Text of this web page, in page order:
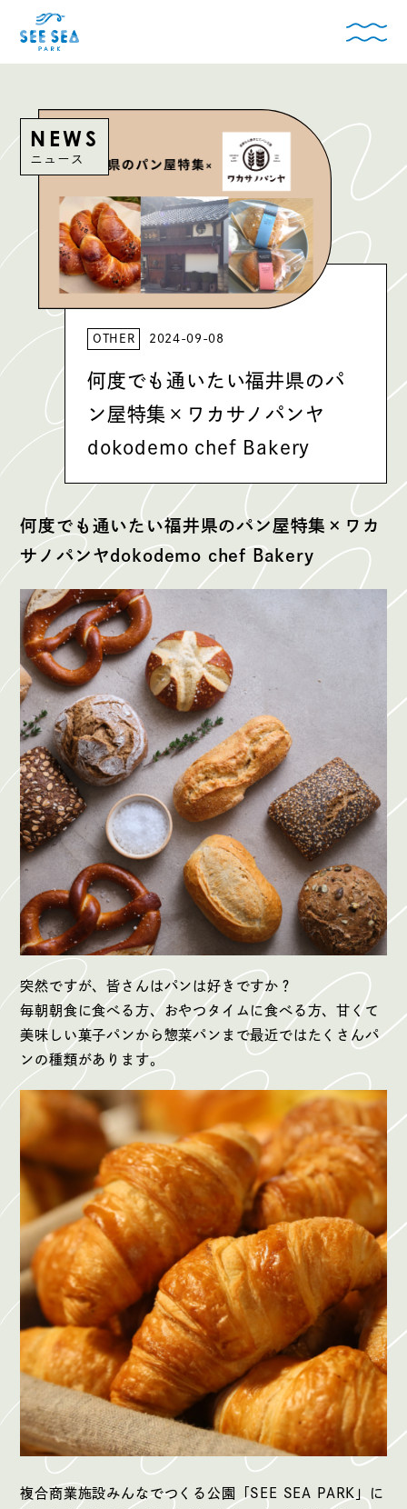
NEWS
ニュース
OTHER 2024-09-08
何度でも通いたい福井県のパ
ン屋特集×ワカサノパンヤ
dokodemo chef Bakery
何度でも通いたい福井県のパン屋特集×ワカ
サノパンヤdokodemo chef Bakery
突然ですが、皆さんはパンは好きですか？
毎朝朝食に食べる方、おやつタイムに食べる方、甘くて
美味しい菓子パンから惣菜パンまで最近ではたくさんパ
ンの種類があります。
複合商業施設みんなでつくる公園「SEE SEA PARK」に